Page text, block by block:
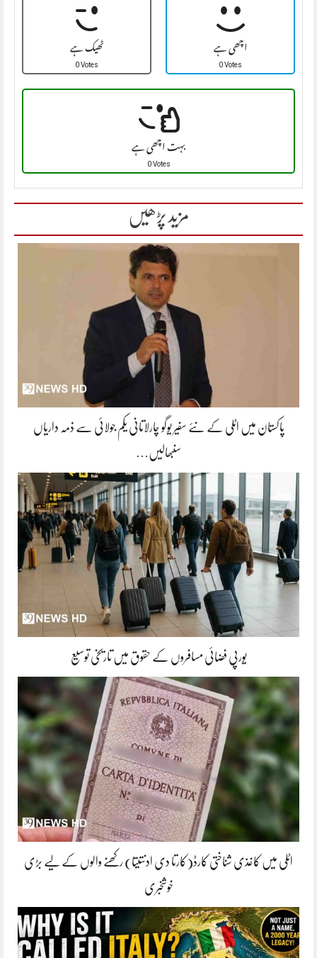
ٹھیک ہے
0 Votes اچھی ہے
0 Votes
بہت اچھی ہے
0 Votes
مزید پڑھیں
پاکستان میں اٹلی کے نئے سفیر یوگو چارلاتانی یکم جولائی سے ذمہ داریاں
سنبھالیں…
یورپی فضائی مسافروں کے حقوق میں تاریخی توسیع
اٹلی میں کاغذی شناختی کارڈ(کارتا دی ادنتیتا) رکھنے والوں کے لیے بڑی
خوشخبری